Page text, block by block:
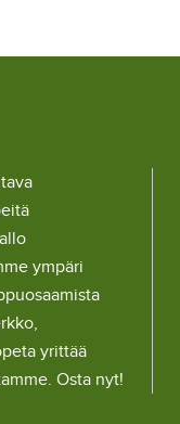
ympäri
yrittää
Osta nyt!